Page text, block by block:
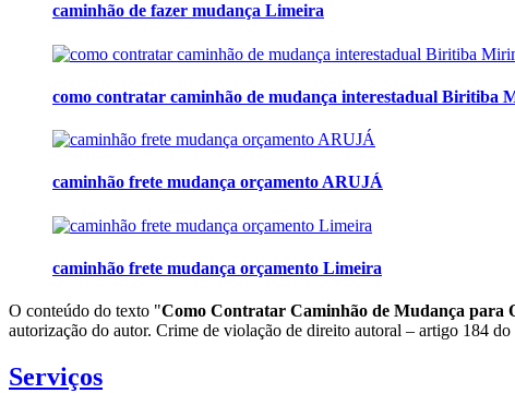
caminhão de fazer mudança Limeira
como contratar caminhão de mudança interestadual Biritiba
caminhão frete mudança orçamento ARUJÁ
caminhão frete mudança orçamento Limeira
O conteúdo do texto "Como Contratar Caminhão de Mudança para
autorização do autor. Crime de violação de direito autoral – artigo 184
Serviços